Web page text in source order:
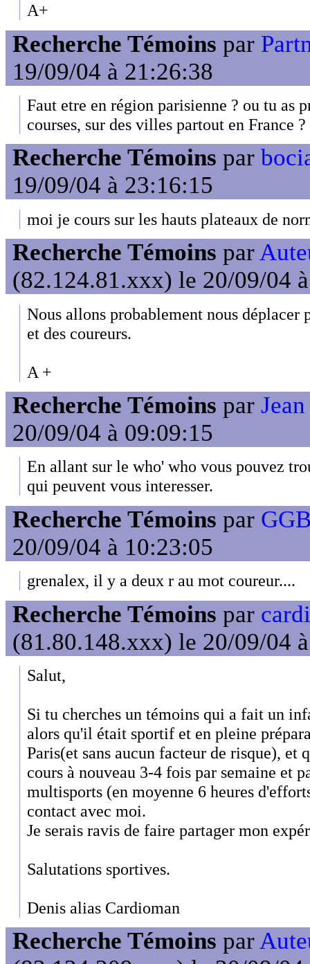
A+
Recherche Témoins par
19/09/04 à 21:26:38
Faut etre en région parisienne ? ou tu as
courses, sur des villes partout en France ?
Recherche Témoins par
19/09/04 à 23:16:15
moi je cours sur les hauts plateaux de
Recherche Témoins par
(82.124.81.xxx) le 20/09/04
Nous allons probablement nous déplacer
et des coureurs.
A +
Recherche Témoins par
20/09/04 à 09:09:15
En allant sur le who' who vous pouvez
qui peuvent vous interesser.
Recherche Témoins par
20/09/04 à 10:23:05
grenalex, il y a deux r au mot coureur....
Recherche Témoins par
(81.80.148.xxx) le 20/09/04
Salut,
Si tu cherches un témoins qui a fait un
alors qu'il était sportif et en pleine
Paris(et sans aucun facteur de risque), et
cours à nouveau 3-4 fois par semaine et
multisports (en moyenne 6 heures
contact avec moi.
Je serais ravis de faire partager mon
Salutations sportives.
Denis alias Cardioman
Recherche Témoins par